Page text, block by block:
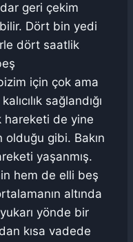
geri çekim
Dört bin yedi
dört saatlik
için çok ama
sağlandığı
hareketi de yine
olduğu gibi. Bakın
yaşanmış.
hem de elli beş
altında
yönde bir
kısa vadede